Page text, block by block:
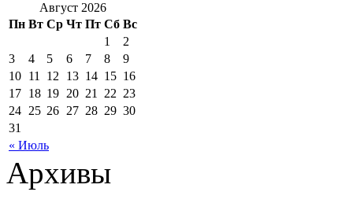
Август 2026
Пн Вт Ср Чт Пт Сб Вс
« Июль
1
2
3
4 5 6 7 8
9
10 11 12 13 14 15 16
17 18 19 20 21 22 23
24 25 26 27 28 29 30
31
Архивы